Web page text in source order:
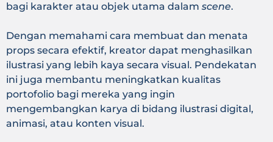
bagi karakter atau objek utama dalam scene.
Dengan memahami cara membuat dan menata
props secara efektif, kreator dapat menghasilkan
ilustrasi yang lebih kaya secara visual. Pendekatan
ini juga membantu meningkatkan kualitas
portofolio bagi mereka yang ingin
mengembangkan karya di bidang ilustrasi digital,
animasi, atau konten visual.